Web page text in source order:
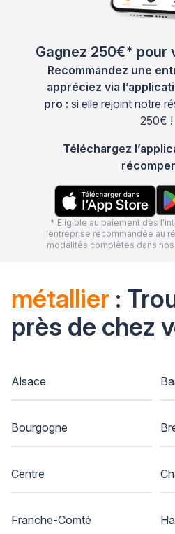
Gagnez 250€* pour
Recommandez une
appréciez via
pro : si elle rejoint notre
250€ !
Téléchargez
* Eligible au paiement dès
l'entreprise recommandée au
modalités complètes dans nos
métallier :
près de chez
Alsace
Bourgogne
Centre
Franche-Comté